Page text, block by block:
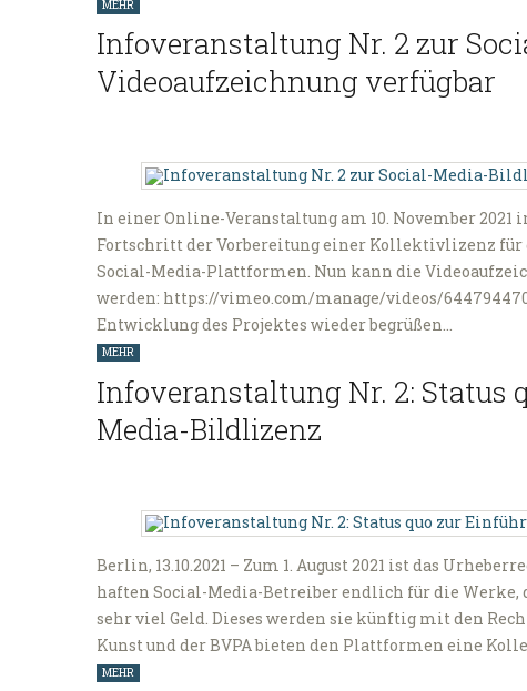
MEHR
Infoveranstaltung Nr. 2 zur
Videoaufzeichnung verfügbar
In einer Online-Veranstaltung am 10. November
Fortschritt der Vorbereitung einer Kollektivlizenz
Social-Media-Plattformen. Nun kann die
werden: https://vimeo.com/manage/videos/
Entwicklung des Projektes wieder begrüßen…
MEHR
Infoveranstaltung Nr. 2: Status
Media-Bildlizenz
Berlin, 13.10.2021 – Zum 1. August 2021 ist das
haften Social-Media-Betreiber endlich für die
sehr viel Geld. Dieses werden sie künftig mit den
Kunst und der BVPA bieten den Plattformen eine
MEHR